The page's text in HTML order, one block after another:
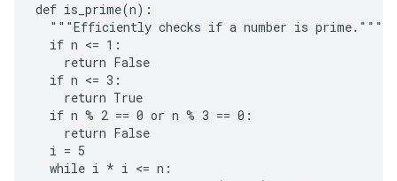
def is_prime(n):
  """Efficiently checks if a number is prime."""
  if n <= 1:
    return False
  if n <= 3:
    return True
  if n % 2 == 0 or n % 3 == 0:
    return False
  i = 5
  while i * i <= n: